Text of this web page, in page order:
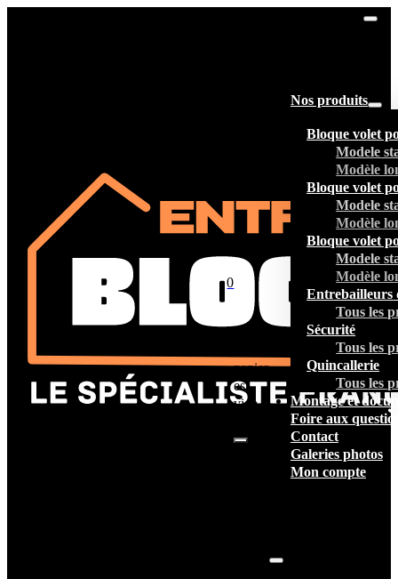
Nos produits
Bloque volet
Modele
Modèle
Bloque volet
Modele
Modèle
Bloque volet
Modele
Modèle
Entrebailleurs
Tous les
Sécurité
Tous les
Quincallerie
Tous les
Montage et
Foire aux
Contact
Galeries photos
Mon compte
0
panier
est
vide.